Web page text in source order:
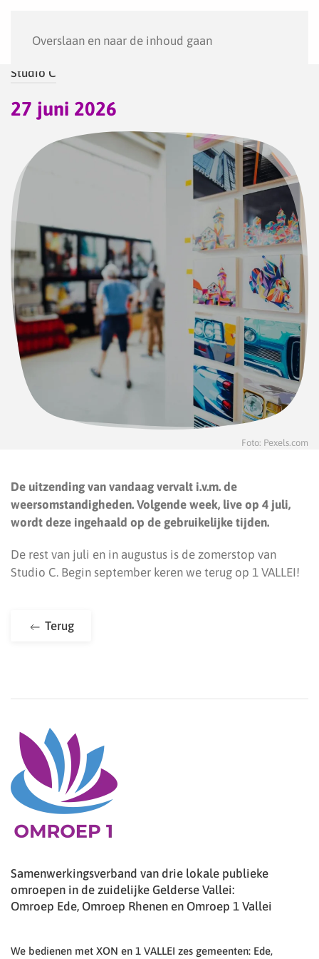
Overslaan en naar de inhoud gaan
Studio C
27 juni 2026
Foto: Pexels.com
De uitzending van vandaag vervalt i.v.m. de
weersomstandigheden. Volgende week, live op 4 juli,
wordt deze ingehaald op de gebruikelijke tijden.
De rest van juli en in augustus is de zomerstop van
Studio C. Begin september keren we terug op 1 VALLEI!
Terug
Samenwerkingsverband van drie lokale publieke
omroepen in de zuidelijke Gelderse Vallei:
Omroep Ede, Omroep Rhenen en Omroep 1 Vallei
We bedienen met XON en 1 VALLEI zes gemeenten: Ede,